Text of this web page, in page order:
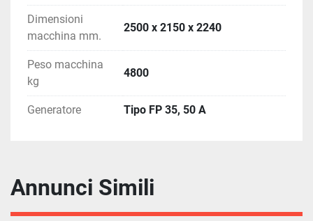
Dimensioni
macchina mm.
2500 x 2150 x 2240
Peso macchina
kg
4800
Generatore Tipo FP 35, 50 A
Annunci Simili